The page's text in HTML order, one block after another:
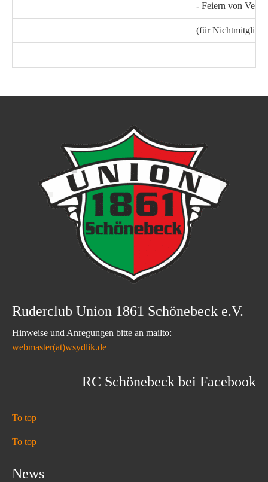
- Feiern von
(für
Ruderclub Union 1861 Schönebeck e.V.
Hinweise und Anregungen bitte an mailto:
webmaster(at)wsydlik.de
RC Schönebeck bei Facebook
To top
To top
News